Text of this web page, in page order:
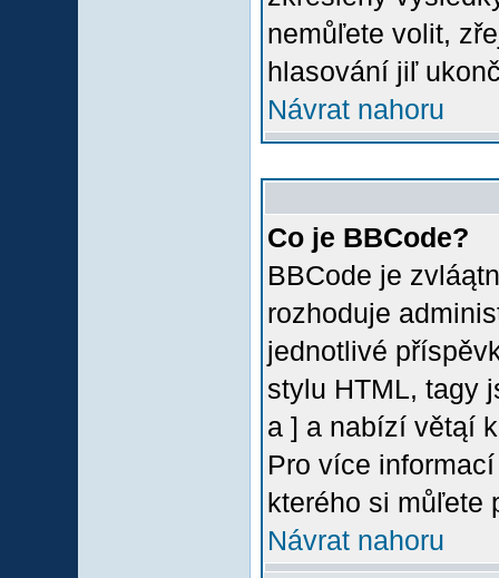
nemůľete volit,
hlasování jiľ
Návrat nahoru
Co je BBCode?
BBCode je
rozhoduje
jednotlivé
stylu HTML, tagy
a ] a nabízí větąí
Pro více
kterého si můľete
Návrat nahoru